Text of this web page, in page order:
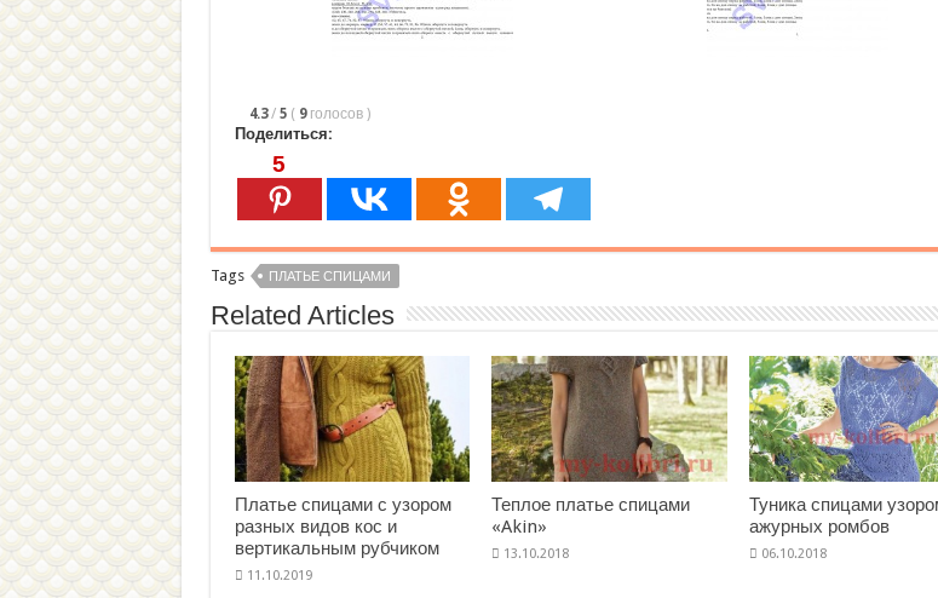
4.3 / 5 ( 9 голосов )
Поделиться:
5
Tags ПЛАТЬЕ СПИЦАМИ
Related Articles
Платье спицами с узором
разных видов кос и
вертикальным рубчиком
Теплое платье спицами
«Akin»
Туника спицами
ажурных ромбов